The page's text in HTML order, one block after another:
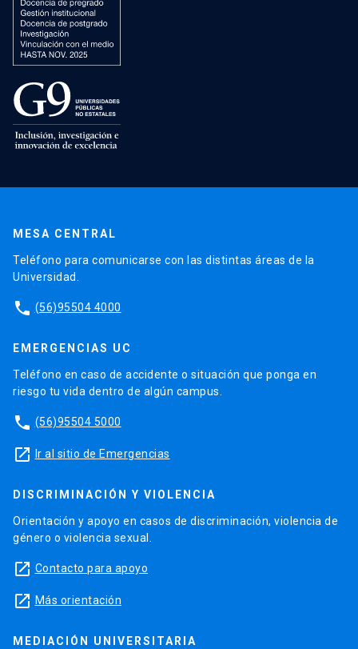
MESA CENTRAL
Teléfono para comunicarse con las distintas áreas de la
Universidad.
phone (56)95504 4000
EMERGENCIAS UC
Teléfono en caso de accidente o situación que ponga en
riesgo tu vida dentro de algún campus.
phone (56)95504 5000
launch Ir al sitio de Emergencias
DISCRIMINACIÓN Y VIOLENCIA
Orientación y apoyo en casos de discriminación, violencia de
género o violencia sexual.
launch Contacto para apoyo
launch Más orientación
MEDIACIÓN UNIVERSITARIA